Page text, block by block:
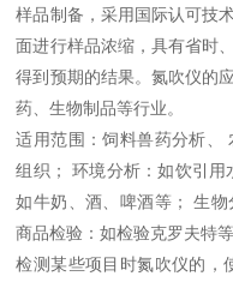
样品制备，采用国际认可技
面进行样品浓缩，具有省时
得到预期的结果。氮吹仪的
药、生物制品等行业。
适用范围：饲料兽药分析、
组织； 环境分析：如饮引用
如牛奶、酒、啤酒等； 生
商品检验：如检验克罗夫特
检测某些项目时氮吹仪的，